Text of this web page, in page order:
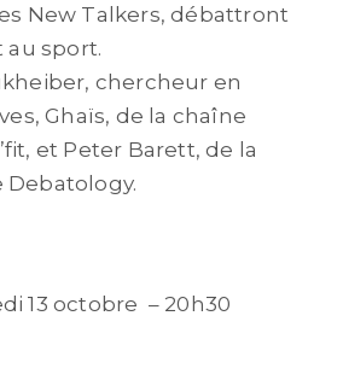
New Talkers, débattront
sport.
chercheur en
Ghaïs, de la chaîne
et Peter Barett, de la
Debatology.
13 octobre – 20h30